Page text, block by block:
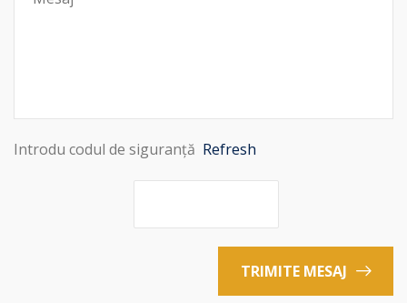
Introdu codul de siguranță Refresh
TRIMITE MESAJ